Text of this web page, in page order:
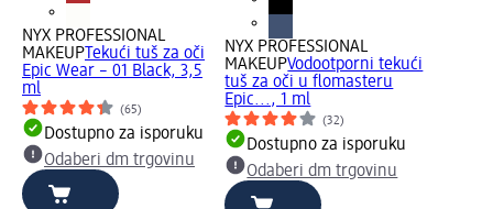
NYX PROFESSIONAL
MAKEUPTekući tuš za oči
Epic Wear – 01 Black, 3,5
ml
(65)
Dostupno za isporuku
Odaberi dm trgovinu
NYX PROFESSIONAL
MAKEUPVodootporni tekući
tuš za oči u flomasteru
Epic..., 1 ml
(32)
Dostupno za isporuku
Odaberi dm trgovinu